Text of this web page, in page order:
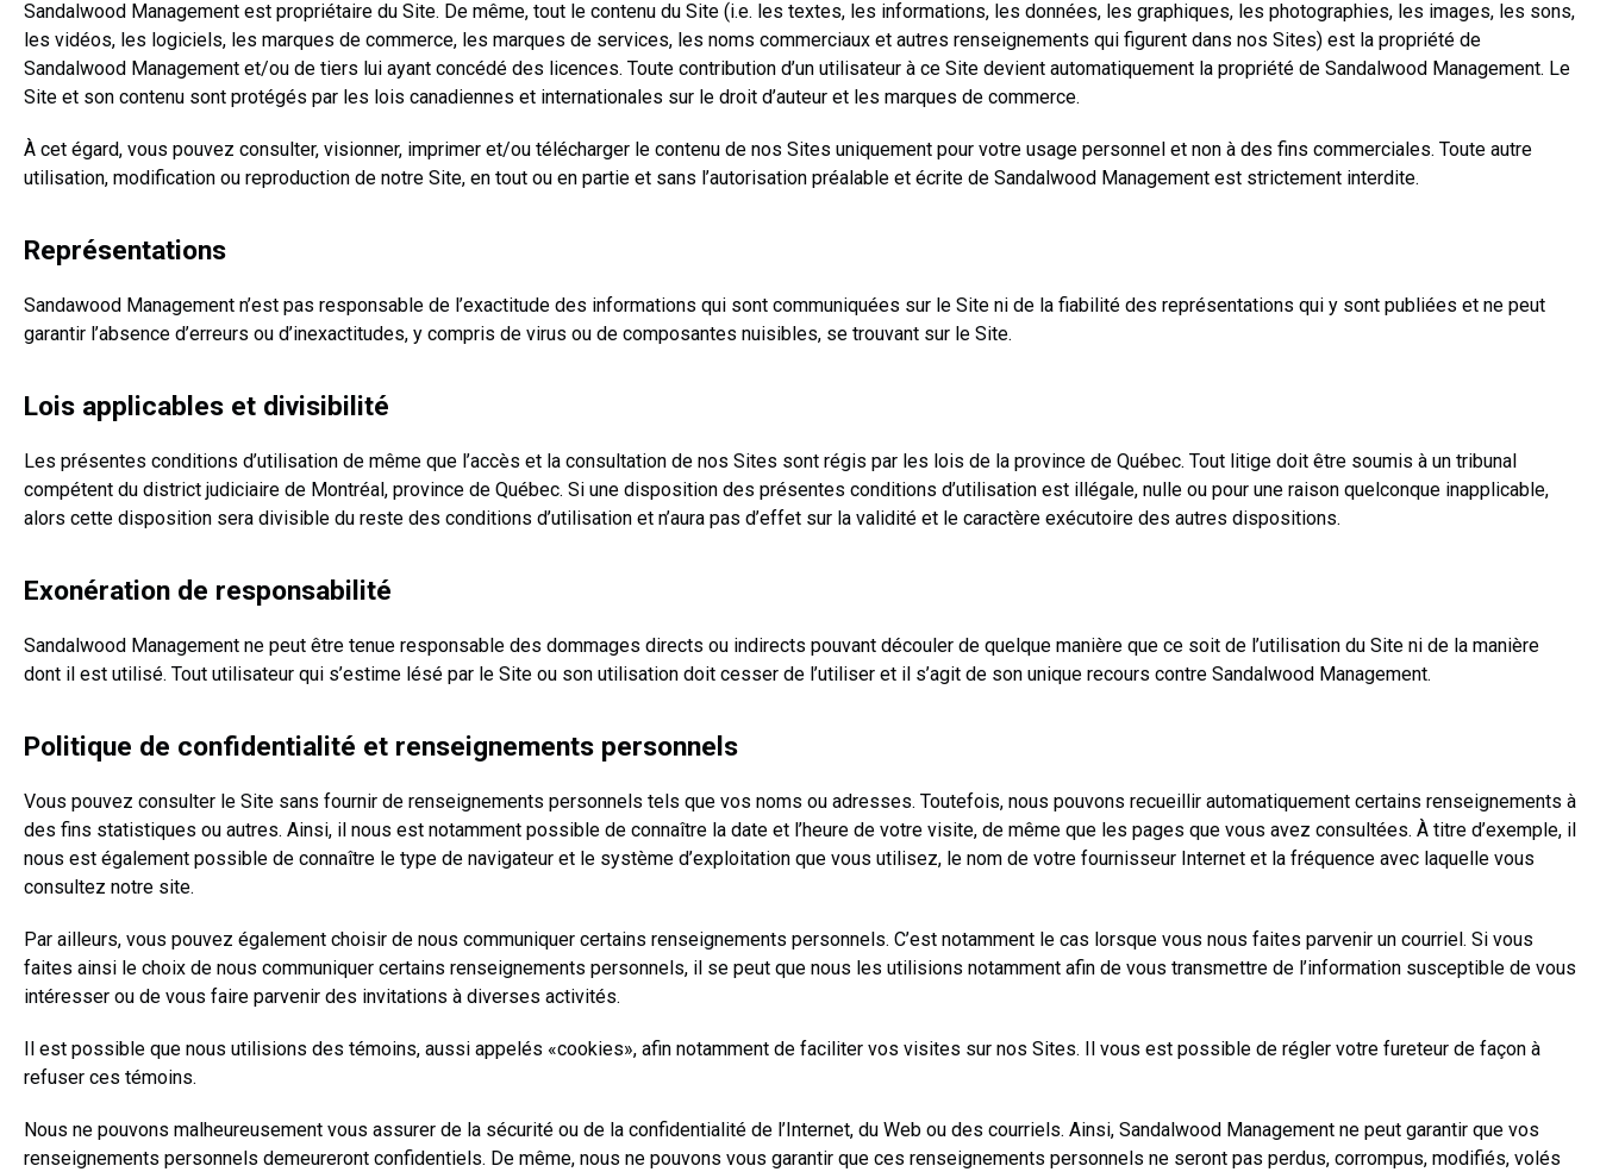
Sandalwood Management est propriétaire du Site. De même, tout le contenu du Site (i.e. les textes, les informations, les données, les graphiques, les photographies, les images, les sons,
les vidéos, les logiciels, les marques de commerce, les marques de services, les noms commerciaux et autres renseignements qui figurent dans nos Sites) est la propriété de
Sandalwood Management et/ou de tiers lui ayant concédé des licences. Toute contribution d’un utilisateur à ce Site devient automatiquement la propriété de Sandalwood Management. Le
Site et son contenu sont protégés par les lois canadiennes et internationales sur le droit d’auteur et les marques de commerce.
À cet égard, vous pouvez consulter, visionner, imprimer et/ou télécharger le contenu de nos Sites uniquement pour votre usage personnel et non à des fins commerciales. Toute autre
utilisation, modification ou reproduction de notre Site, en tout ou en partie et sans l’autorisation préalable et écrite de Sandalwood Management est strictement interdite.
Représentations
Sandawood Management n’est pas responsable de l’exactitude des informations qui sont communiquées sur le Site ni de la fiabilité des représentations qui y sont publiées et ne peut
garantir l’absence d’erreurs ou d’inexactitudes, y compris de virus ou de composantes nuisibles, se trouvant sur le Site.
Lois applicables et divisibilité
Les présentes conditions d’utilisation de même que l’accès et la consultation de nos Sites sont régis par les lois de la province de Québec. Tout litige doit être soumis à un tribunal
compétent du district judiciaire de Montréal, province de Québec. Si une disposition des présentes conditions d’utilisation est illégale, nulle ou pour une raison quelconque inapplicable,
alors cette disposition sera divisible du reste des conditions d’utilisation et n’aura pas d’effet sur la validité et le caractère exécutoire des autres dispositions.
Exonération de responsabilité
Sandalwood Management ne peut être tenue responsable des dommages directs ou indirects pouvant découler de quelque manière que ce soit de l’utilisation du Site ni de la manière
dont il est utilisé. Tout utilisateur qui s’estime lésé par le Site ou son utilisation doit cesser de l’utiliser et il s’agit de son unique recours contre Sandalwood Management.
Politique de confidentialité et renseignements personnels
Vous pouvez consulter le Site sans fournir de renseignements personnels tels que vos noms ou adresses. Toutefois, nous pouvons recueillir automatiquement certains renseignements à
des fins statistiques ou autres. Ainsi, il nous est notamment possible de connaître la date et l’heure de votre visite, de même que les pages que vous avez consultées. À titre d’exemple, il
nous est également possible de connaître le type de navigateur et le système d’exploitation que vous utilisez, le nom de votre fournisseur Internet et la fréquence avec laquelle vous
consultez notre site.
Par ailleurs, vous pouvez également choisir de nous communiquer certains renseignements personnels. C’est notamment le cas lorsque vous nous faites parvenir un courriel. Si vous
faites ainsi le choix de nous communiquer certains renseignements personnels, il se peut que nous les utilisions notamment afin de vous transmettre de l’information susceptible de vous
intéresser ou de vous faire parvenir des invitations à diverses activités.
Il est possible que nous utilisions des témoins, aussi appelés «cookies», afin notamment de faciliter vos visites sur nos Sites. Il vous est possible de régler votre fureteur de façon à
refuser ces témoins.
Nous ne pouvons malheureusement vous assurer de la sécurité ou de la confidentialité de l’Internet, du Web ou des courriels. Ainsi, Sandalwood Management ne peut garantir que vos
renseignements personnels demeureront confidentiels. De même, nous ne pouvons vous garantir que ces renseignements personnels ne seront pas perdus, corrompus, modifiés, volés